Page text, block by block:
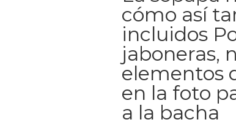
cómo así
incluidos
jaboneras,
elementos
en la foto
a la bacha